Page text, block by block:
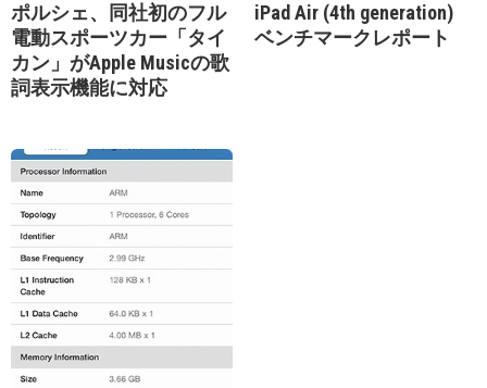
ポルシェ、同社初のフル
電動スポーツカー「タイ
カン」がApple Musicの歌
詞表示機能に対応
iPad Air (4th generation)
ベンチマークレポート